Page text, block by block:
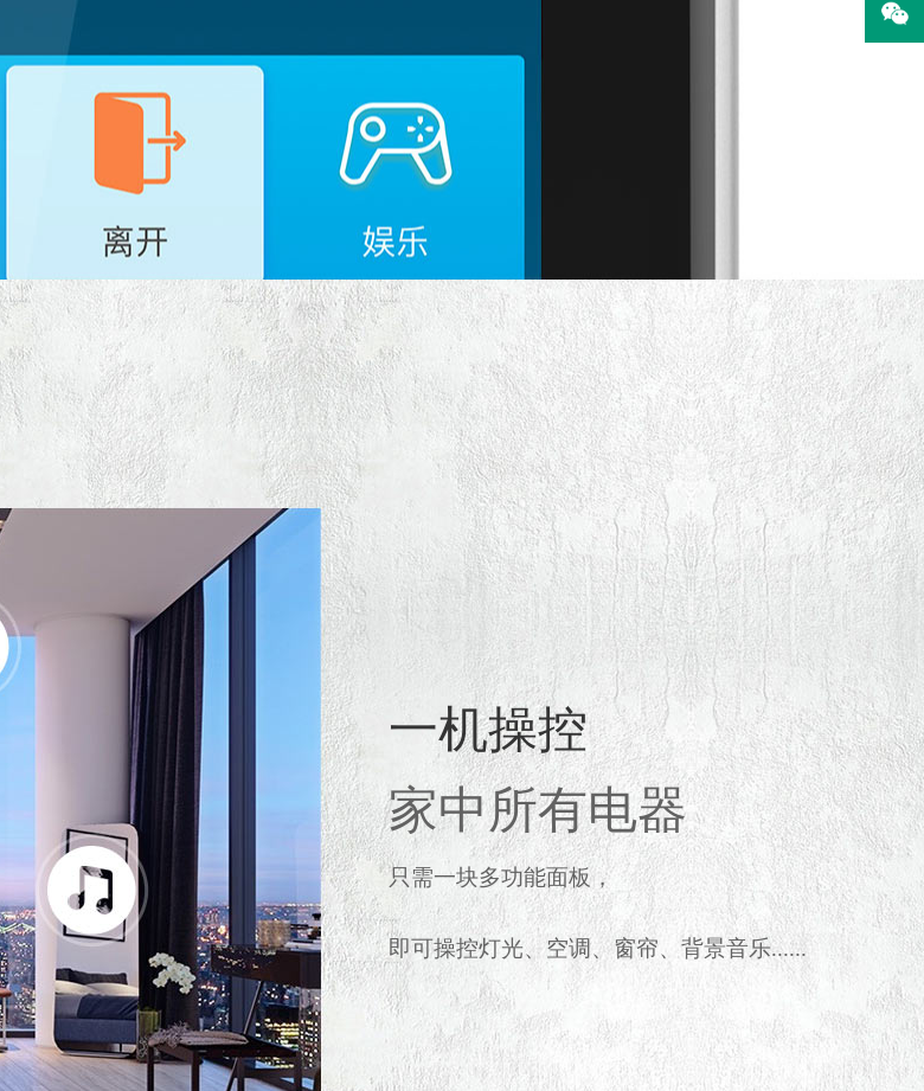
一机操控
家中所有电器
只需一块多功能面板，
即可操控灯光、空调、窗帘、背景音乐......